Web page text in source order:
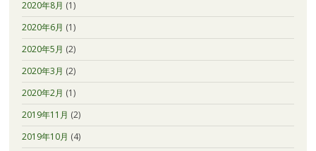
2020年8月 (1)
2020年6月 (1)
2020年5月 (2)
2020年3月 (2)
2020年2月 (1)
2019年11月 (2)
2019年10月 (4)